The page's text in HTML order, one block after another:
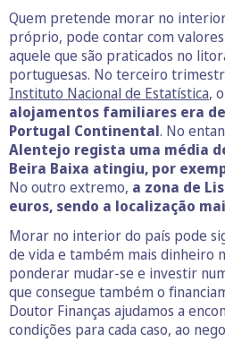
Quem pretende morar no
próprio, pode contar com valores
aquele que são praticados no
portuguesas. No terceiro
Instituto Nacional de Estatística, o
alojamentos familiares era de
Portugal Continental. No
Alentejo regista uma média
Beira Baixa atingiu, por
No outro extremo, a zona de
euros, sendo a localização
Morar no interior do país pode
de vida e também mais dinheiro
ponderar mudar-se e investir
que consegue também o
Doutor Finanças ajudamos a
condições para cada caso, ao